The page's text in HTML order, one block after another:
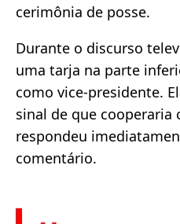
cerimônia de posse.
Durante o discurso
uma tarja na parte
como vice-presidente.
sinal de que cooperaria
respondeu
comentário.